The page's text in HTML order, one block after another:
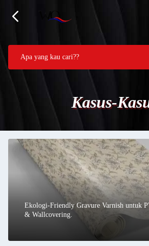
Kasus-
Ekologi-Friendly Gravure Varnish untuk
& Wallcovering.